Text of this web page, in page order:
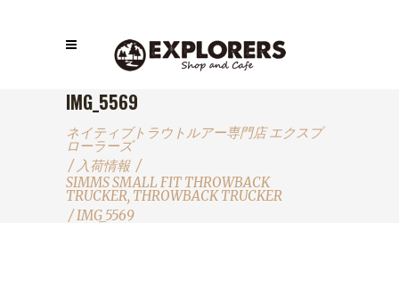
IMG_5569
ネイティブトラウトルアー専門店 エクスプ
ローラーズ
/ 入荷情報 /
SIMMS SMALL FIT THROWBACK
TRUCKER, THROWBACK TRUCKER
/IMG_5569